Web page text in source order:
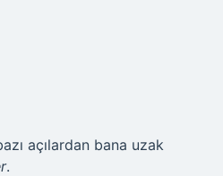
açılardan bana uzak
.